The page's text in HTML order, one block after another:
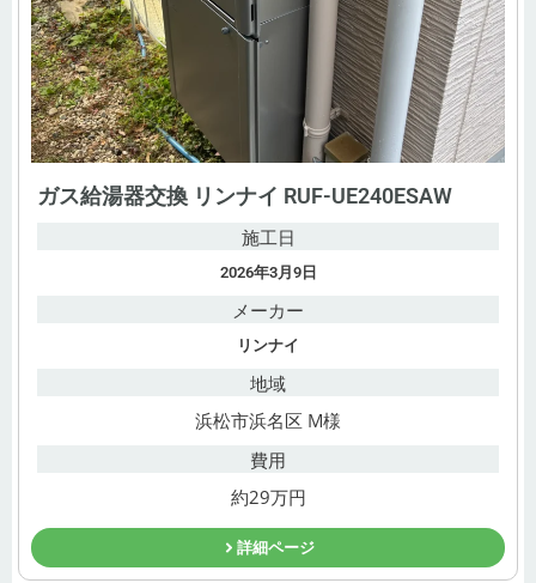
ガス給湯器交換 リンナイ RUF-UE240ESAW
施工日
2026年3月9日
メーカー
リンナイ
地域
浜松市浜名区 M様
費用
約29万円
詳細ページ